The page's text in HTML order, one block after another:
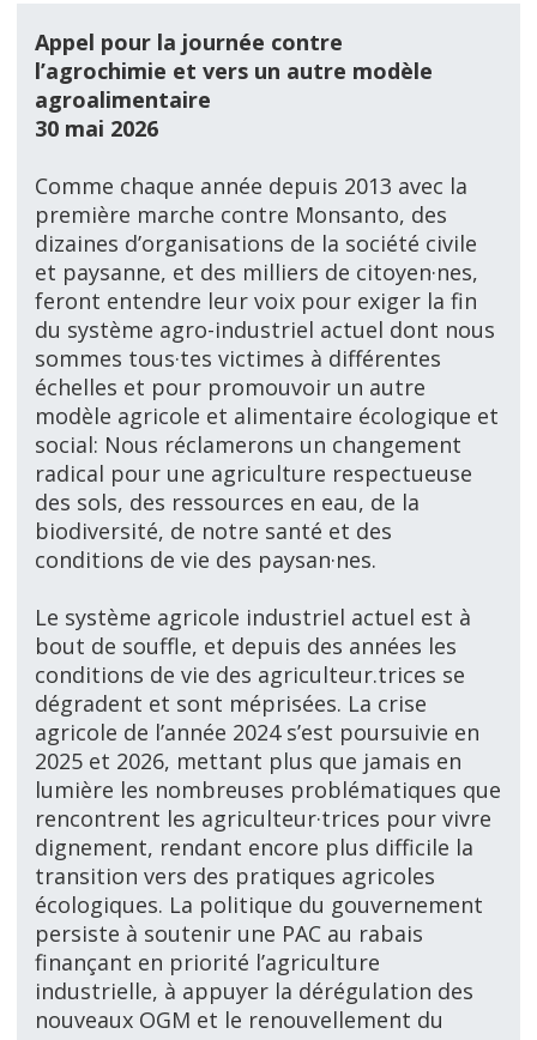
Appel pour la journée contre
l’agrochimie et vers un autre modèle
agroalimentaire
30 mai 2026
Comme chaque année depuis 2013 avec la
première marche contre Monsanto, des
dizaines d’organisations de la société civile
et paysanne, et des milliers de citoyen·nes,
feront entendre leur voix pour exiger la fin
du système agro-industriel actuel dont nous
sommes tous·tes victimes à différentes
échelles et pour promouvoir un autre
modèle agricole et alimentaire écologique et
social: Nous réclamerons un changement
radical pour une agriculture respectueuse
des sols, des ressources en eau, de la
biodiversité, de notre santé et des
conditions de vie des paysan·nes.
Le système agricole industriel actuel est à
bout de souffle, et depuis des années les
conditions de vie des agriculteur.trices se
dégradent et sont méprisées. La crise
agricole de l’année 2024 s’est poursuivie en
2025 et 2026, mettant plus que jamais en
lumière les nombreuses problématiques que
rencontrent les agriculteur·trices pour vivre
dignement, rendant encore plus difficile la
transition vers des pratiques agricoles
écologiques. La politique du gouvernement
persiste à soutenir une PAC au rabais
finançant en priorité l’agriculture
industrielle, à appuyer la dérégulation des
nouveaux OGM et le renouvellement du